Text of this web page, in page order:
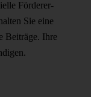
Förderer-
Sie eine
Beiträge. Ihre